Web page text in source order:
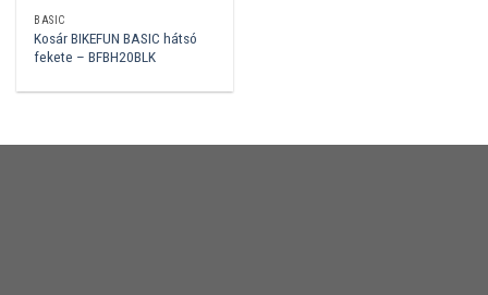
BASIC
Kosár BIKEFUN BASIC hátsó
fekete – BFBH20BLK